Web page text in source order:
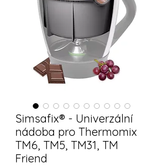
Simsafix® - Univerzální
nádoba pro Thermomix
TM6, TM5, TM31, TM
Friend